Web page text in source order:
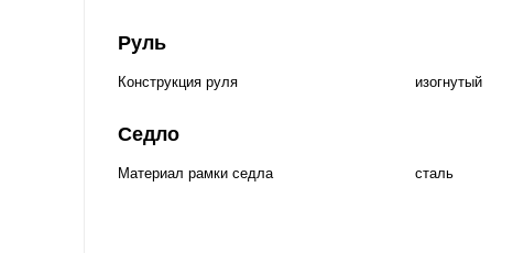
Руль
Конструкция руля изогнутый
Седло
Материал рамки седла сталь